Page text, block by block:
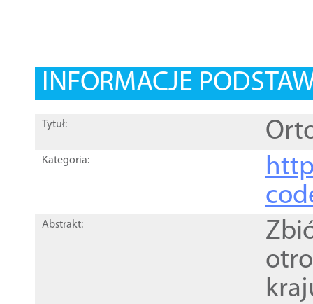
INFORMACJE
Tytuł:
Kategoria:
Abstrakt: